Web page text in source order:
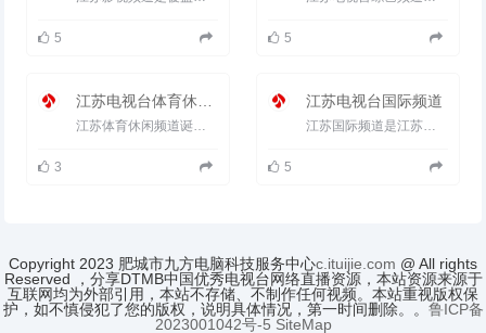
5 5
3
江苏电视台国际频道
江苏国际频道是江苏广电总台为全球中高端人群打造的一个具有人文精神的国际频道，于2004年10月1日开播，先后实...
5
Copyright 2023 肥城市九方电脑科技服务中心c.ituijie.com @ All rights
Reserved ，分享DTMB中国优秀电视台网络直播资源，本站资源来源于
互联网均为外部引用，本站不存储、不制作任何视频。本站重视版权保
护，如不慎侵犯了您的版权，说明具体情况，第一时间删除。。 鲁ICP备
2023001042号-5 SiteMap